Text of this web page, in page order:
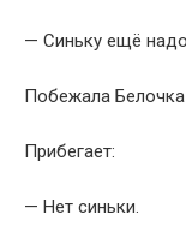
— Синьку ещё
Побежала Белочка
Прибегает:
— Нет синьки.